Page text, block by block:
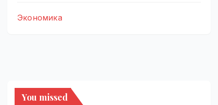
Экономика
You missed